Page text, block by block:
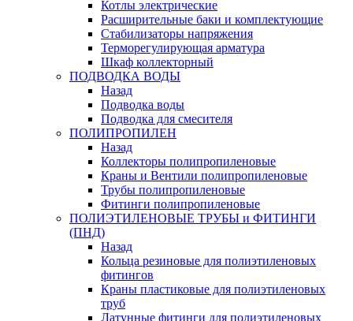
Котлы электрические
Расширительные баки и комплектующие
Стабилизаторы напряжения
Терморегулирующая арматура
Шкаф коллекторный
ПОДВОДКА ВОДЫ
Назад
Подводка воды
Подводка для смесителя
ПОЛИПРОПИЛЕН
Назад
Коллекторы полипропиленовые
Краны и Вентили полипропиленовые
Трубы полипропиленовые
Фитинги полипропиленовые
ПОЛИЭТИЛЕНОВЫЕ ТРУБЫ и ФИТИНГИ
(ПНД)
Назад
Кольца резиновые для полиэтиленовых
фитингов
Краны пластиковые для полиэтиленовых
труб
Латунные фитинги для полиэтиленовых